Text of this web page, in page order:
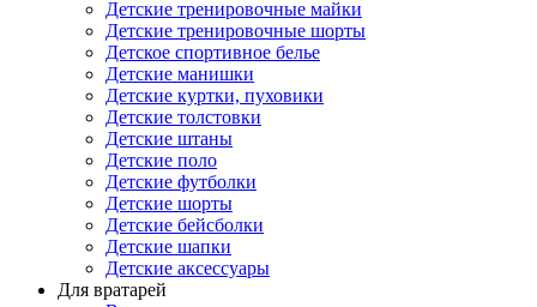
Детские тренировочные майки
Детские тренировочные шорты
Детское спортивное белье
Детские манишки
Детские куртки, пуховики
Детские толстовки
Детские штаны
Детские поло
Детские футболки
Детские шорты
Детские бейсболки
Детские шапки
Детские аксессуары
Для вратарей